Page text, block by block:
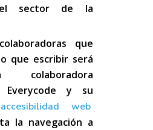
sector de la
que
que escribir será
Everycode y su
web
la navegación a